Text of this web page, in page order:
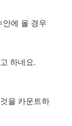
안에 올 경우
하네요.
을 카운트하